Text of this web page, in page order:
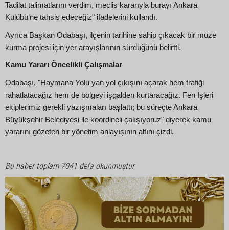
Tadilat talimatlarını verdim, meclis kararıyla burayı Ankara
Kulübü’ne tahsis edeceğiz" ifadelerini kullandı.
Ayrıca Başkan Odabaşı, ilçenin tarihine sahip çıkacak bir müze
kurma projesi için yer arayışlarının sürdüğünü belirtti.
Kamu Yararı Öncelikli Çalışmalar
Odabaşı, "Haymana Yolu yan yol çıkışını açarak hem trafiği
rahatlatacağız hem de bölgeyi işgalden kurtaracağız. Fen İşleri
ekiplerimiz gerekli yazışmaları başlattı; bu süreçte Ankara
Büyükşehir Belediyesi ile koordineli çalışıyoruz" diyerek kamu
yararını gözeten bir yönetim anlayışının altını çizdi.
Bu haber toplam 7041 defa okunmuştur